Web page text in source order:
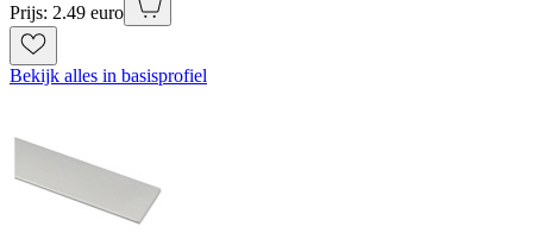
Prijs: 2.49 euro
Bekijk alles in basisprofiel